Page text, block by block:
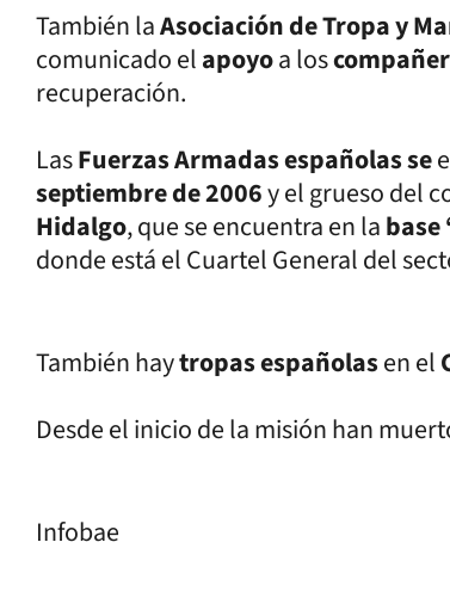
También laAsociación de Tropa y
comunicado elapoyoa los
recuperación.
LasFuerzas Armadas españolas se
septiembre de 2006y el grueso del
Hidalgo, que se encuentra en labase
donde está el Cuartel General del
También haytropas españolasen el
Desde el inicio de la misión han
Infobae